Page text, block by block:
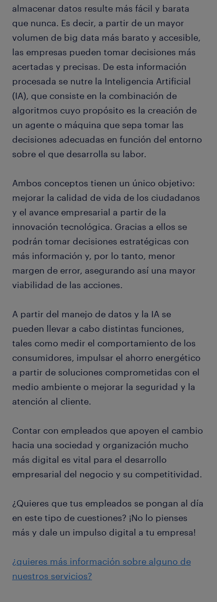
almacenar datos resulte más fácil y barata
que nunca. Es decir, a partir de un mayor
volumen de big data más barato y accesible,
las empresas pueden tomar decisiones más
acertadas y precisas. De esta información
procesada se nutre la Inteligencia Artificial
(IA), que consiste en la combinación de
algoritmos cuyo propósito es la creación de
un agente o máquina que sepa tomar las
decisiones adecuadas en función del entorno
sobre el que desarrolla su labor.
Ambos conceptos tienen un único objetivo:
mejorar la calidad de vida de los ciudadanos
y el avance empresarial a partir de la
innovación tecnológica. Gracias a ellos se
podrán tomar decisiones estratégicas con
más información y, por lo tanto, menor
margen de error, asegurando así una mayor
viabilidad de las acciones.
A partir del manejo de datos y la IA se
pueden llevar a cabo distintas funciones,
tales como medir el comportamiento de los
consumidores, impulsar el ahorro energético
a partir de soluciones comprometidas con el
medio ambiente o mejorar la seguridad y la
atención al cliente.
Contar con empleados que apoyen el cambio
hacia una sociedad y organización mucho
más digital es vital para el desarrollo
empresarial del negocio y su competitividad.
¿Quieres que tus empleados se pongan al día
en este tipo de cuestiones? ¡No lo pienses
más y dale un impulso digital a tu empresa!
¿quieres más información sobre alguno de
nuestros servicios?